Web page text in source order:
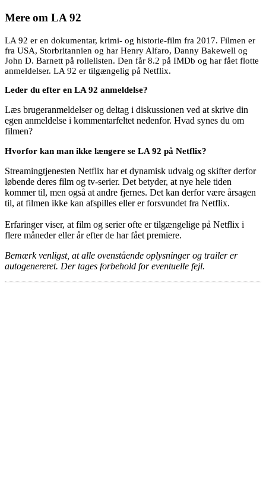
Mere om LA 92
LA 92 er en dokumentar, krimi- og historie-film fra 2017. Filmen er
fra USA, Storbritannien og har Henry Alfaro, Danny Bakewell og
John D. Barnett på rollelisten. Den får 8.2 på IMDb og har fået flotte
anmeldelser. LA 92 er tilgængelig på Netflix.
Leder du efter en LA 92 anmeldelse?
Læs brugeranmeldelser og deltag i diskussionen ved at skrive din
egen anmeldelse i kommentarfeltet nedenfor. Hvad synes du om
filmen?
Hvorfor kan man ikke længere se LA 92 på Netflix?
Streamingtjenesten Netflix har et dynamisk udvalg og skifter derfor
løbende deres film og tv-serier. Det betyder, at nye hele tiden
kommer til, men også at andre fjernes. Det kan derfor være årsagen
til, at filmen ikke kan afspilles eller er forsvundet fra Netflix.
Erfaringer viser, at film og serier ofte er tilgængelige på Netflix i
flere måneder eller år efter de har fået premiere.
Bemærk venligst, at alle ovenstående oplysninger og trailer er
autogenereret. Der tages forbehold for eventuelle fejl.